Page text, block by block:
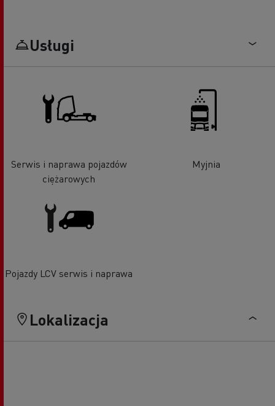
Usługi
Serwis i naprawa pojazdów
ciężarowych
Myjnia
Pojazdy LCV serwis i naprawa
Lokalizacja